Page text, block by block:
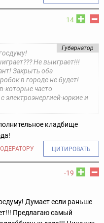
14
Губернатор
Не выиграет!!!
Закрыть оба
в городе не будет!
которые часто
электроэнергией-юркие и
кладбище
ЦИТИРОВАТЬ
-19
Думает если раньше
Предлагаю самый